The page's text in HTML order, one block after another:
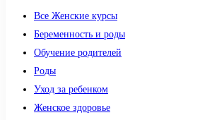
Все Женские курсы
Беременность и роды
Обучение родителей
Роды
Уход за ребенком
Женское здоровье